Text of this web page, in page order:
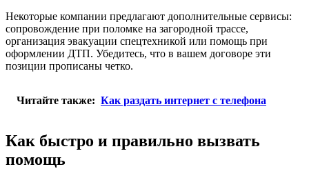
Некоторые компании предлагают дополнительные сервисы:
сопровождение при поломке на загородной трассе,
организация эвакуации спецтехникой или помощь при
оформлении ДТП. Убедитесь, что в вашем договоре эти
позиции прописаны четко.
Читайте также: Как раздать интернет с телефона
Как быстро и правильно вызвать
помощь